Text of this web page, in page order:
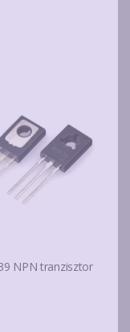
NPN tranzisztor